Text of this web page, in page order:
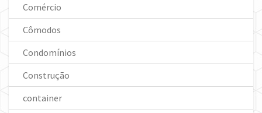
Comércio
Cômodos
Condomínios
Construção
container